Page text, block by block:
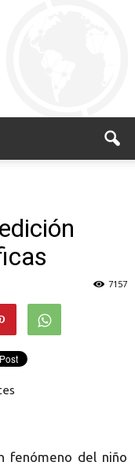
7157
fenómeno del niño